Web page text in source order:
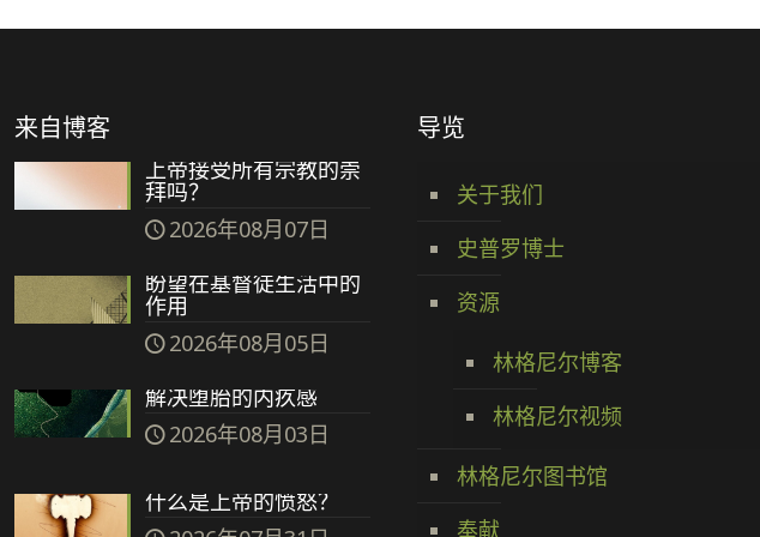
来自博客
上帝接受所有宗教的崇
拜吗？
2026年08月07日
盼望在基督徒生活中的
作用
2026年08月05日
解决堕胎的内疚感
2026年08月03日
什么是上帝的愤怒？
导览
关于我们
史普罗博士
资源
林格尼尔博客
林格尼尔视频
林格尼尔图书馆
奉献